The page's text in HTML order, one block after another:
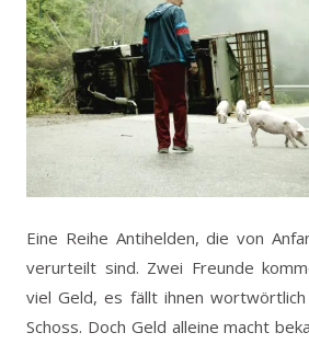
Eine Reihe Antihelden, die von
verurteilt sind. Zwei Freunde
viel Geld, es fällt ihnen
Schoss. Doch Geld alleine macht